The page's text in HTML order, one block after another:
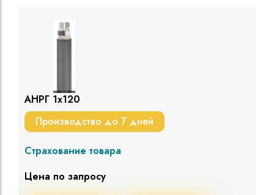
АНРГ 1х120
Производство до 7 дней
Страхование товара
Цена по запросу